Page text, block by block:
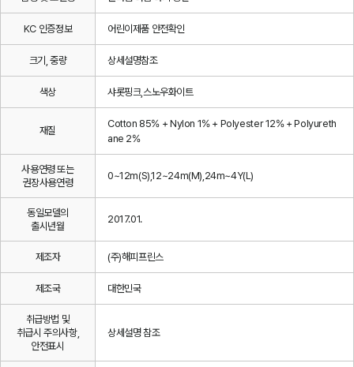
KC 인증정보 어린이제품 안전확인
크기, 중량 상세설명참조
색상 샤롯핑크,스노우화이트
재질
Cotton 85% + Nylon 1% + Polyester 12% + Polyureth
ane 2%
사용연령 또는
권장사용연령
0~12m(S),12~24m(M),24m~4Y(L)
동일모델의
출시년월
2017.01.
제조자 (주)해피프린스
제조국 대한민국
취급방법 및
취급시 주의사항,
안전표시
상세설명 참조